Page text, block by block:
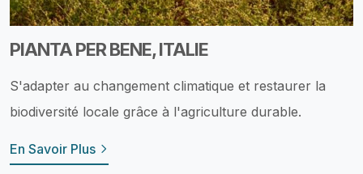
PIANTA PER BENE, ITALIE
S'adapter au changement climatique et restaurer la
biodiversité locale grâce à l'agriculture durable.
En Savoir Plus